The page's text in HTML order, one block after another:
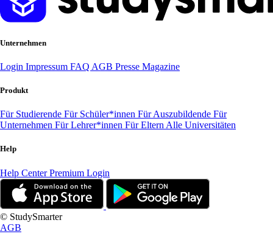
Unternehmen
Login Impressum FAQ AGB Presse Magazine
Produkt
Für Studierende Für Schüler*innen Für Auszubildende Für
Unternehmen Für Lehrer*innen Für Eltern Alle Universitäten
Help
Help CenterPremium Login
© StudySmarter
AGB